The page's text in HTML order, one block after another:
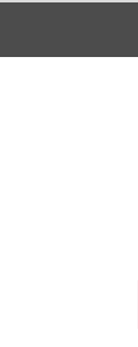
Skip
content